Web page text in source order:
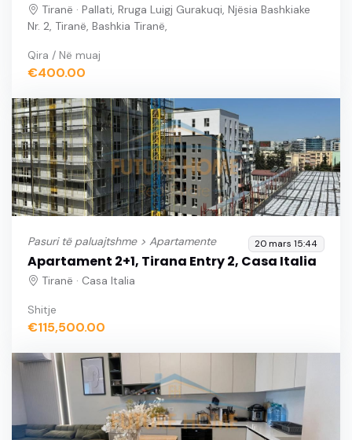
Tiranë · Pallati, Rruga Luigj Gurakuqi, Njësia Bashkiake
Nr. 2, Tiranë, Bashkia Tiranë,
Qira / Në muaj
€400.00
Pasuri të paluajtshme > Apartamente 20 mars 15:44
Apartament 2+1, Tirana Entry 2, Casa Italia
Tiranë · Casa Italia
Shitje
€115,500.00